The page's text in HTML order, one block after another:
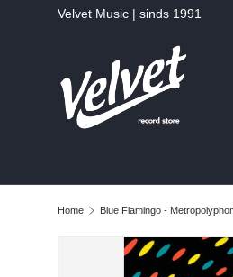
Velvet Music | sinds 1991
Home Blue Flamingo -
Ga direct naar